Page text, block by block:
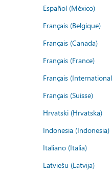
Español (México)
Français (Belgique)
Français (Canada)
Français (France)
Français
Français (Suisse)
Hrvatski (Hrvatska)
Indonesia (Indonesia)
Italiano (Italia)
Latviešu (Latvija)